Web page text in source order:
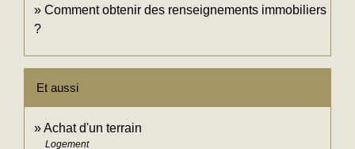
Comment obtenir des renseignements immobiliers
?
Et aussi
Achat d'un terrain
Logement